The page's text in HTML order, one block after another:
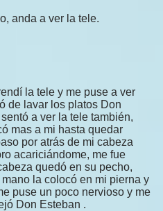
anda a ver la tele.
la tele y me puse a ver
de lavar los platos Don
a ver la tele también,
mas a mi hasta quedar
por atrás de mi cabeza
acariciándome, me fue
quedó en su pecho,
la colocó en mi pierna y
puse un poco nervioso y me
Don Esteban .